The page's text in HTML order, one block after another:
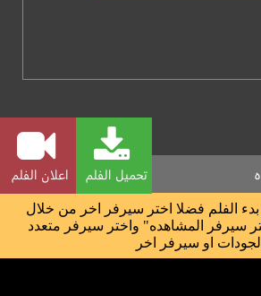
تحميل الفلم اعلان الفلم
الفلم فضلا اختر سيرفر اخر من خلال
سيرفر المشاهده" واختر سيرفر متعدد
الجودات او سيرفر اخر